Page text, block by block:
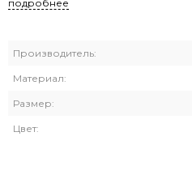
подробнее
Производитель:
Материал:
Размер:
Цвет: